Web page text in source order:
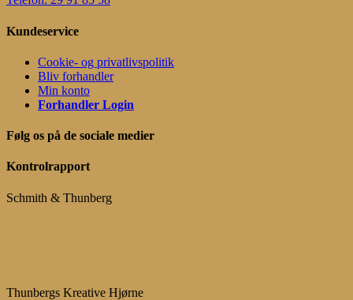
Kundeservice
Cookie- og privatlivspolitik
Bliv forhandler
Min konto
Forhandler Login
Følg os på de sociale medier
Kontrolrapport
Schmith & Thunberg
Thunbergs Kreative Hjørne